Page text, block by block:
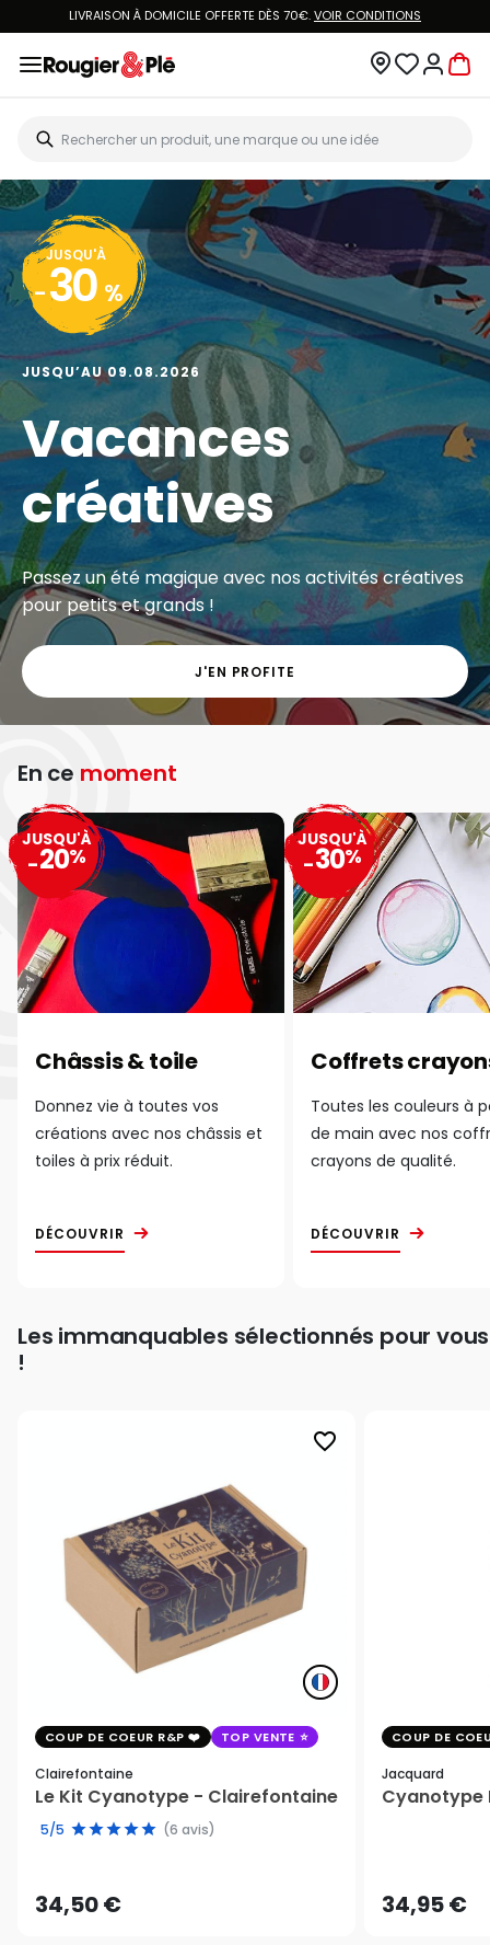
LIVRAISON À DOMICILE OFFERTE DÈS 70€.VOIR CONDITIONS
JUSQU'À
- 30 %
JUSQU’AU 09.08.2026
Vacances
créatives
Passez un été magique avec nos activités créatives
pour petits et grands !
J'EN PROFITE
En ce moment
Châssis & toile
Donnez vie à toutes vos
créations avec nos châssis et
toiles à prix réduit.
DÉCOUVRIR
JUSQU'À
-20%
Coffrets
Toutes les couleurs à
de main avec nos
crayons de qualité.
DÉCOUVRIR
JUSQU'À
-30%
Les immanquables sélectionnés pour vous
!
favorite_border
COUP DE COEUR R&P TOP VENTE
Clairefontaine
Le Kit Cyanotype - Clairefontaine
5/5 (6 avis)
34,50 €
COUP DE
Jacquard
Cyanotype
34,95 €